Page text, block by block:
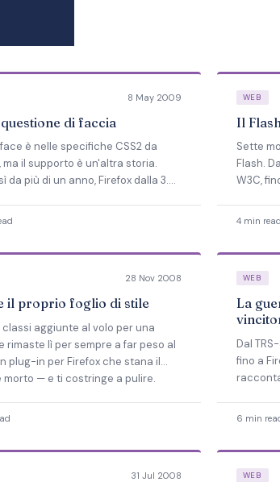
8 May 2009
di faccia
è nelle specifiche CSS2 da
ma il supporto è un'altra storia.
da più di un anno, Firefox dalla 3.5,
WEB
Il
Sette
Flash.
W3C,
4 min read
28 Nov 2008
il proprio foglio di stile
classi aggiunte al volo per una
rimaste lì per sempre a far peso al
plug-in per Firefox che stana il
morto — e ti costringe a pulire.
WEB
La
Dal
fino a
6 min
31 Jul 2008 WEB